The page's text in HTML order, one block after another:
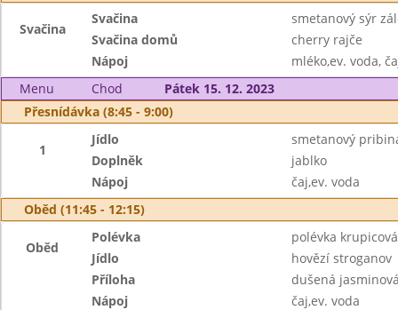
Svačina
Svačina
smetanový sýr
Svačina domů
cherry rajče
Nápoj
mléko,ev. voda,
Menu
Chod
Pátek 15. 12. 2023
Přesnídávka (8:45 - 9:00)
1
Jídlo
smetanový
Doplněk
jablko
Nápoj
čaj,ev. voda
Oběd (11:45 - 12:15)
Oběd
Polévka
polévka
Jídlo
hovězí stroganov
Příloha
dušená
Nápoj
čaj,ev. voda